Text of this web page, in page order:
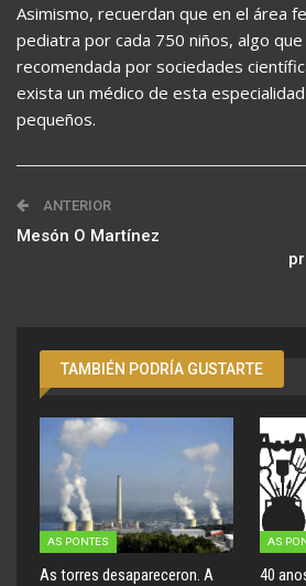
Asimismo, recuerdan que en el área
pediatra por cada 750 niños, algo
recomendada por sociedades
exista un médico de esta
pequeños.
ANTERIOR
Mesón O Martínez
TAMBIÉN PODRÍA GUSTARTE
AS PONTES
As torres desapareceron. A
AS
40